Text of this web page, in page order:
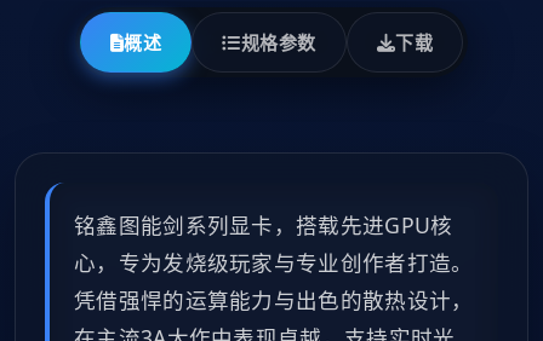
概述 规格参数 下载
铭鑫图能剑系列显卡，搭载先进GPU核
心，专为发烧级玩家与专业创作者打造。
凭借强悍的运算能力与出色的散热设计，